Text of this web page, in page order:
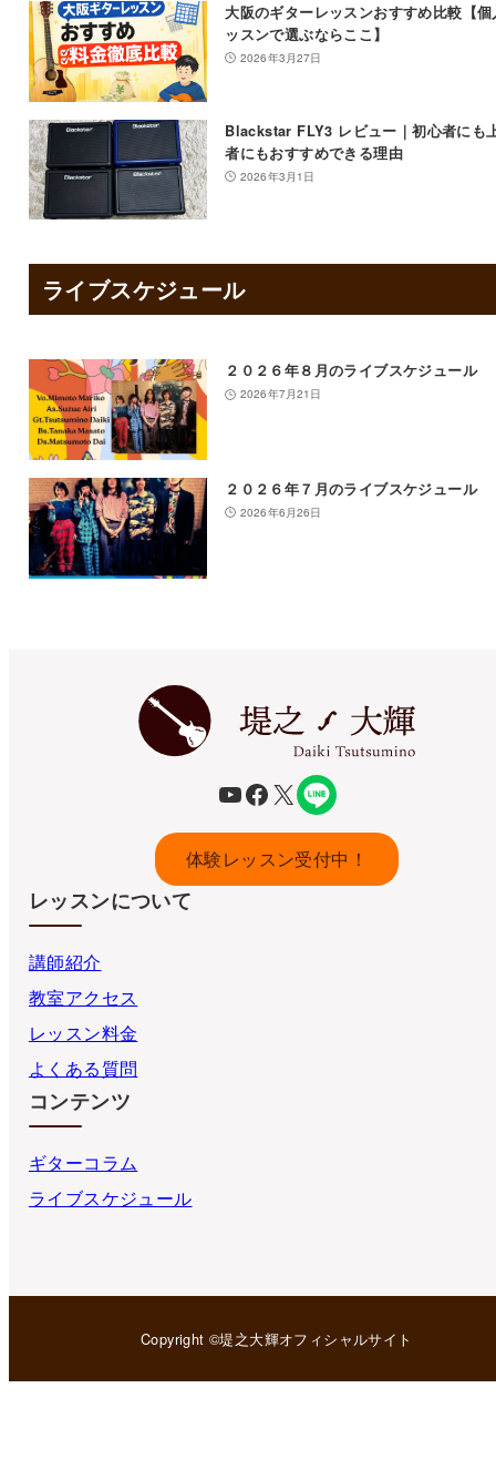
大阪のギターレッスンおすすめ比較【個
ッスンで選ぶならここ】
2026年3月27日
Blackstar FLY3 レビュー｜初心者にも
者にもおすすめできる理由
2026年3月1日
ライブスケジュール
２０２６年８月のライブスケジュール
2026年7月21日
２０２６年７月のライブスケジュール
2026年6月26日
YouTube
Facebook
X
体験レッスン受付中！
レッスンについて
講師紹介
教室アクセス
レッスン料金
よくある質問
コンテンツ
ギターコラム
ライブスケジュール
Copyright ©堤之大輝オフィシャルサイト